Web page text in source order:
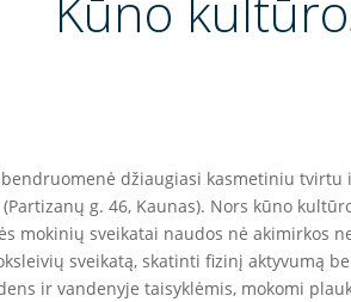
bendruomenė džiaugiasi kasmetiniu
g. 46, Kaunas). Nors kūno
mokinių sveikatai naudos nė akimirkos
sveikatą, skatinti fizinį aktyvumą
ir vandenyje taisyklėmis, mokomi